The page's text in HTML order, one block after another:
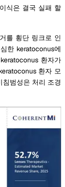
식은 결국 실패 할
를 횡단 링크로 인
한 keratoconus에
환자가
환자 모
범성은 처리 조경